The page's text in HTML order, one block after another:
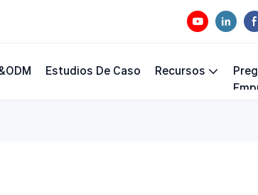
Estudios De Caso Recursos